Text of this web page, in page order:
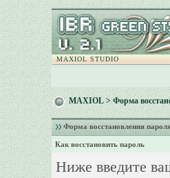
MAXIOL STUDIO
MAXIOL> Форма
Форма восстановления
Как восстановить пароль
Ниже введите